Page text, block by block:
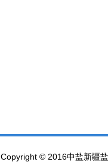
Copyright © 2016中盐新疆